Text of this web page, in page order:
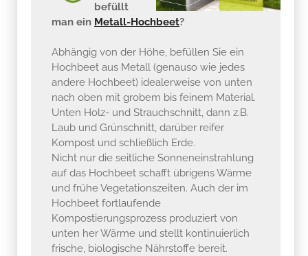
befüllt
man ein Metall-Hochbeet?
Abhängig von der Höhe, befüllen Sie ein
Hochbeet aus Metall (genauso wie jedes
andere Hochbeet) idealerweise von unten
nach oben mit grobem bis feinem Material.
Unten Holz- und Strauchschnitt, dann z.B.
Laub und Grünschnitt, darüber reifer
Kompost und schließlich Erde.
Nicht nur die seitliche Sonneneinstrahlung
auf das Hochbeet schafft übrigens Wärme
und frühe Vegetationszeiten. Auch der im
Hochbeet fortlaufende
Kompostierungsprozess produziert von
unten her Wärme und stellt kontinuierlich
frische, biologische Nährstoffe bereit.